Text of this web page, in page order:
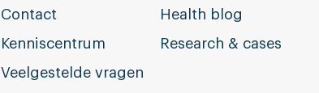
Contact
Kenniscentrum
Veelgestelde vragen
Health blog
Research & cases